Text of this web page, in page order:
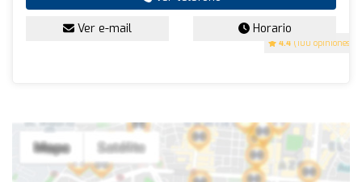
4.4 (100 opiniones)
Ver e-mail Horario